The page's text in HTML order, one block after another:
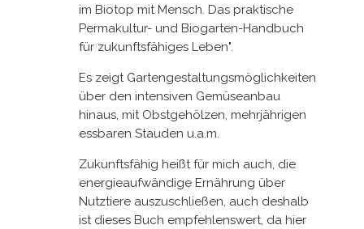
im Biotop mit Mensch. Das praktische
Permakultur- und Biogarten-Handbuch
für zukunftsfähiges Leben".
Es zeigt Gartengestaltungsmöglichkeiten
über den intensiven Gemüseanbau
hinaus, mit Obstgehölzen, mehrjährigen
essbaren Stauden u.a.m.
Zukunftsfähig heißt für mich auch, die
energieaufwändige Ernährung über
Nutztiere auszuschließen, auch deshalb
ist dieses Buch empfehlenswert, da hier